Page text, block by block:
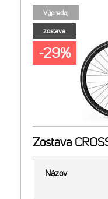
Výpredaj
zostava
-29%
Zostava
Názov